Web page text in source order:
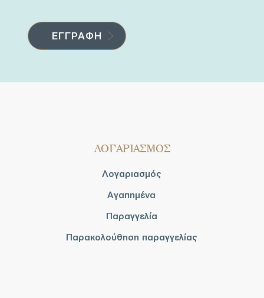
ΛΟΓΑΡΙΑΣΜΟΣ
Λογαριασμός
Αγαπημένα
Παραγγελία
Παρακολούθηση παραγγελίας